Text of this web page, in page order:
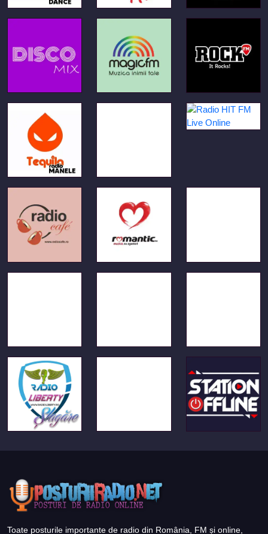
Toate posturile importante de radio din România, FM și online,